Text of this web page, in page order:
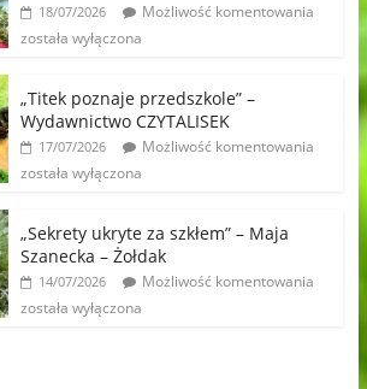
18/07/2026
Możliwość komentowania
została wyłączona
„Titek poznaje przedszkole” –
Wydawnictwo CZYTALISEK
17/07/2026
Możliwość komentowania
została wyłączona
„Sekrety ukryte za szkłem” – Maja
Szanecka – Żołdak
14/07/2026
Możliwość komentowania
została wyłączona